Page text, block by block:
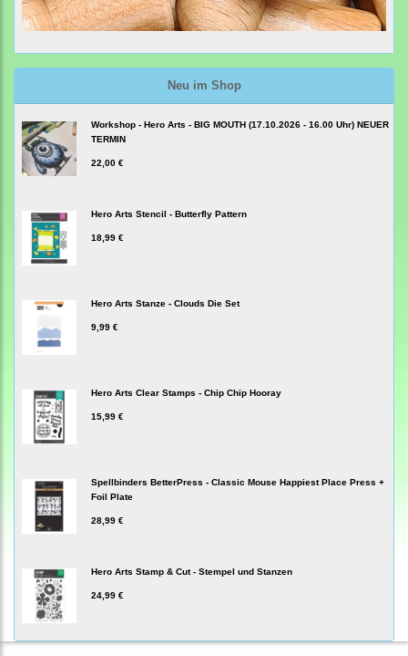
Neu im Shop
Workshop - Hero Arts - BIG MOUTH (17.10.2026 - 16.00 Uhr) NEUER
TERMIN
22,00 €
Hero Arts Stencil - Butterfly Pattern
18,99 €
Hero Arts Stanze - Clouds Die Set
9,99 €
Hero Arts Clear Stamps - Chip Chip Hooray
15,99 €
Spellbinders BetterPress - Classic Mouse Happiest Place Press +
Foil Plate
28,99 €
Hero Arts Stamp & Cut - Stempel und Stanzen
24,99 €